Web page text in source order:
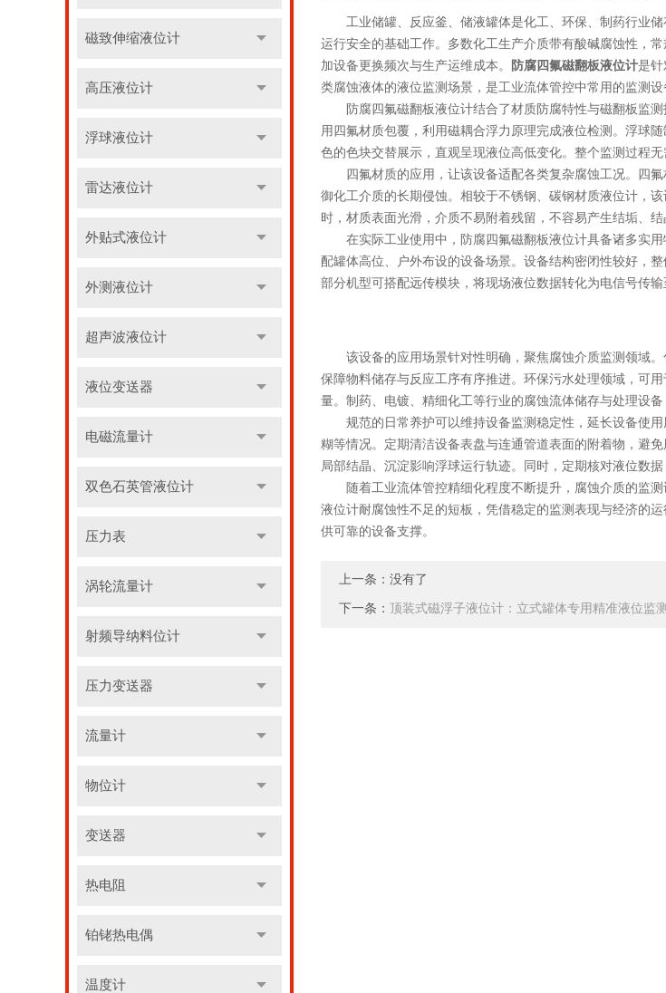
磁致伸缩液位计
高压液位计
浮球液位计
雷达液位计
外贴式液位计
外测液位计
超声波液位计
液位变送器
电磁流量计
双色石英管液位计
压力表
涡轮流量计
射频导纳料位计
压力变送器
流量计
物位计
变送器
热电阻
铂铑热电偶
温度计
工业储罐、反应釜、储液罐体是化工、环保、制药行业储
运行安全的基础工作。多数化工生产介质带有酸碱腐蚀性，
加设备更换频次与生产运维成本。
防腐四氟磁翻板液位计是针
类腐蚀液体的液位监测场景，是工业流体管控中常用的监测设
防腐四氟磁翻板液位计结合了材质防腐特性与磁翻板监测
用四氟材质包覆，利用磁耦合浮力原理完成液位检测。浮球
色的色块交替展示，直观呈现液位高低变化。整个监测过程
四氟材质的应用，让该设备适配各类复杂腐蚀工况。四氟
御化工介质的长期侵蚀。相较于不锈钢、碳钢材质液位计，
时，材质表面光滑，介质不易附着残留，不容易产生结垢、
在实际工业使用中，防腐四氟磁翻板液位计具备诸多实用
配罐体高位、户外布设的设备场景。设备结构密闭性较好，
部分机型可搭配远传模块，将现场液位数据转化为电信号传
该设备的应用场景针对性明确，聚焦腐蚀介质监测领域。
保障物料储存与反应工序有序推进。环保污水处理领域，可
量。制药、电镀、精细化工等行业的腐蚀流体储存与处理设
规范的日常养护可以维持设备监测稳定性，延长设备使用
糊等情况。定期清洁设备表盘与连通管道表面的附着物，避
局部结晶、沉淀影响浮球运行轨迹。同时，定期核对液位数
随着工业流体管控精细化程度不断提升，腐蚀介质的监测
液位计耐腐蚀性不足的短板，凭借稳定的监测表现与经济的
供可靠的设备支撑。
上一条：没有了
下一条： 顶装式磁浮子液位计：立式罐体专用精准液位监